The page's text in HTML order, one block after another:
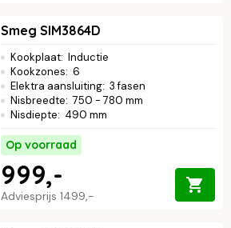
Smeg SIM3864D
Kookplaat: Inductie
Kookzones: 6
Elektra aansluiting: 3 fasen
Nisbreedte: 750 - 780 mm
Nisdiepte: 490 mm
Op voorraad
Adviesprijs 1499,-
999,-